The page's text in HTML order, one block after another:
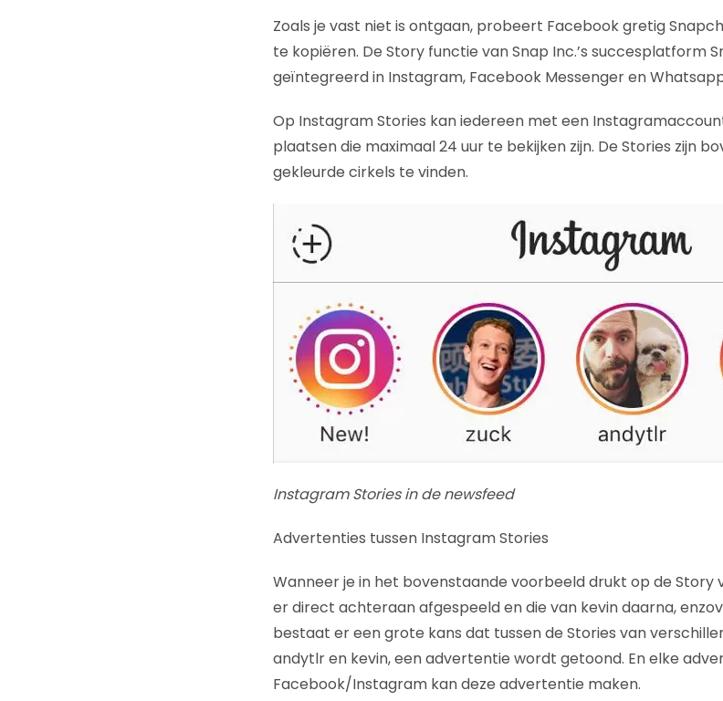
Zoals je vast niet is ontgaan, probeert Facebook gretig
te kopiëren. De Story functie van Snap Inc.’s succesplatform
geïntegreerd in Instagram, Facebook Messenger en
Op Instagram Stories kan iedereen met een
plaatsen die maximaal 24 uur te bekijken zijn. De Stories zijn
gekleurde cirkels te vinden.
Instagram Stories in de newsfeed
Advertenties tussen Instagram Stories
Wanneer je in het bovenstaande voorbeeld drukt op de Story
er direct achteraan afgespeeld en die van kevin daarna,
bestaat er een grote kans dat tussen de Stories van
andytlr en kevin, een advertentie wordt getoond. En elke
Facebook/Instagram kan deze advertentie maken.